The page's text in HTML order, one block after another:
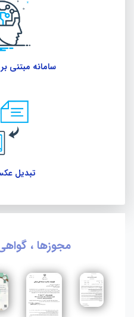
سامانه
تبدیل
مجوزها ،